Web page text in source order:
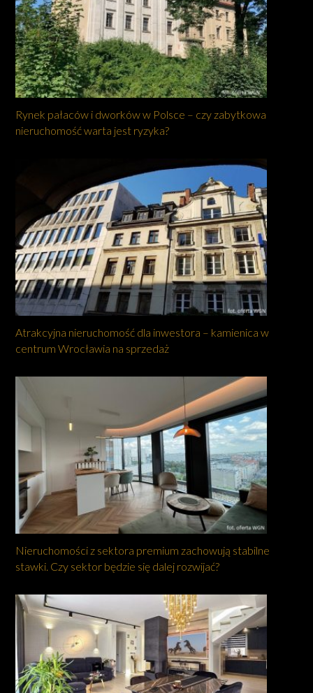
Rynek pałaców i dworków w Polsce – czy zabytkowa
nieruchomość warta jest ryzyka?
Atrakcyjna nieruchomość dla inwestora – kamienica w
centrum Wrocławia na sprzedaż
Nieruchomości z sektora premium zachowują stabilne
stawki. Czy sektor będzie się dalej rozwijać?